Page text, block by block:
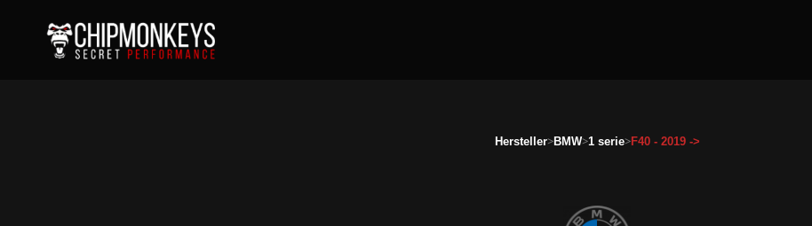
Hersteller>BMW>1 serie>F40 - 2019 ->